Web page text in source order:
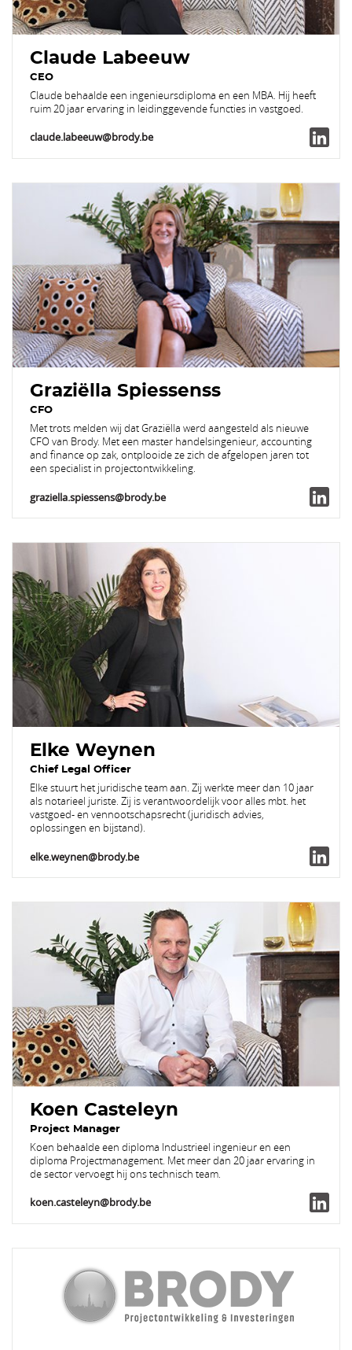
Claude Labeeuw
CEO
Claude behaalde een ingenieursdiploma en een MBA. Hij heeft
ruim 20 jaar ervaring in leidinggevende functies in vastgoed.
claude.labeeuw@brody.be
Graziëlla Spiessenss
CFO
Met trots melden wij dat Graziëlla werd aangesteld als nieuwe
CFO van Brody. Met een master handelsingenieur, accounting
and finance op zak, ontplooide ze zich de afgelopen jaren tot
een specialist in projectontwikkeling.
graziella.spiessens@brody.be
Elke Weynen
Chief Legal Officer
Elke stuurt het juridische team aan. Zij werkte meer dan 10 jaar
als notarieel juriste. Zij is verantwoordelijk voor alles mbt. het
vastgoed- en vennootschapsrecht (juridisch advies,
oplossingen en bijstand).
elke.weynen@brody.be
Koen Casteleyn
Project Manager
Koen behaalde een diploma Industrieel ingenieur en een
diploma Projectmanagement. Met meer dan 20 jaar ervaring in
de sector vervoegt hij ons technisch team.
koen.casteleyn@brody.be